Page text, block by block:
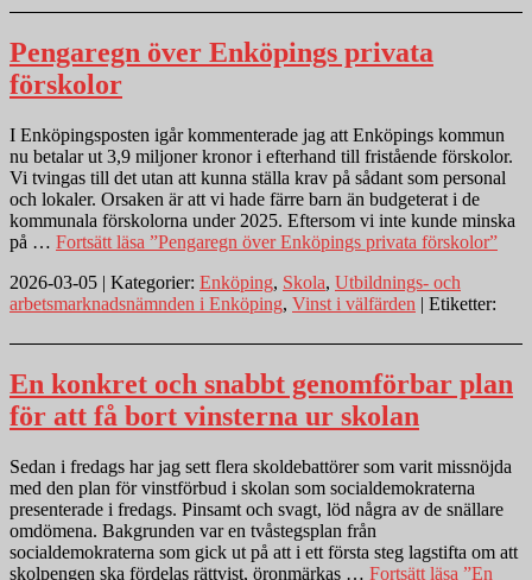
Pengaregn över Enköpings privata
förskolor
I Enköpingsposten igår kommenterade jag att Enköpings kommun
nu betalar ut 3,9 miljoner kronor i efterhand till fristående förskolor.
Vi tvingas till det utan att kunna ställa krav på sådant som personal
och lokaler. Orsaken är att vi hade färre barn än budgeterat i de
kommunala förskolorna under 2025. Eftersom vi inte kunde minska
på … Fortsätt läsa ”Pengaregn över Enköpings privata förskolor”
2026-03-05 | Kategorier: Enköping, Skola, Utbildnings- och
arbetsmarknadsnämnden i Enköping, Vinst i välfärden | Etiketter:
En konkret och snabbt genomförbar plan
för att få bort vinsterna ur skolan
Sedan i fredags har jag sett flera skoldebattörer som varit missnöjda
med den plan för vinstförbud i skolan som socialdemokraterna
presenterade i fredags. Pinsamt och svagt, löd några av de snällare
omdömena. Bakgrunden var en tvåstegsplan från
socialdemokraterna som gick ut på att i ett första steg lagstifta om att
skolpengen ska fördelas rättvist, öronmärkas … Fortsätt läsa ”En